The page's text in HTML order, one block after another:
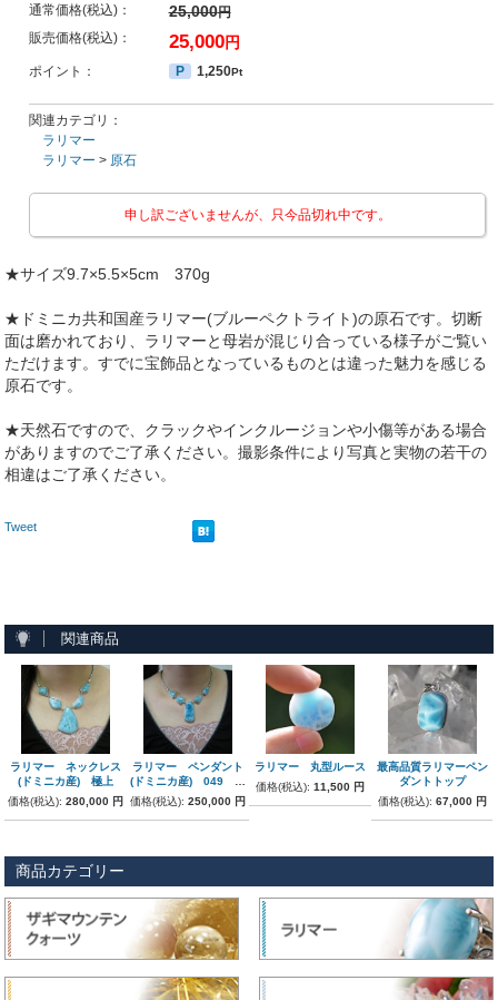
通常価格(税込)：
25,000円
販売価格(税込)： 25,000円
ポイント： P 1,250Pt
関連カテゴリ：
ラリマー
ラリマー > 原石
申し訳ございませんが、只今品切れ中です。
★サイズ9.7×5.5×5cm 370g
★ドミニカ共和国産ラリマー(ブルーペクトライト)の原石です。切断
面は磨かれており、ラリマーと母岩が混じり合っている様子がご覧い
ただけます。すでに宝飾品となっているものとは違った魅力を感じる
原石です。
★天然石ですので、クラックやインクルージョンや小傷等がある場合
がありますのでご了承ください。撮影条件により写真と実物の若干の
相違はご了承ください。
Tweet
関連商品
ラリマー ネックレス
(ドミニカ産) 極上
価格(税込):280,000 円
ラリマー ペンダント
(ドミニカ産) 049 極
上
価格(税込):250,000 円
ラリマー 丸型ルース
価格(税込): 11,500 円
最高品質ラリマーペン
ダントトップ
価格(税込): 67,000 円
商品カテゴリー